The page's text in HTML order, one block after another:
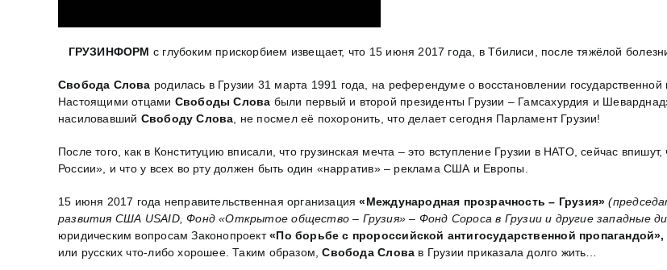
ГРУЗИНФОРМ с глубоким прискорбием извещает, что 15 июня 2017 года, в Тбилиси, после тяжёлой
Свобода Слова родилась в Грузии 31 марта 1991 года, на референдуме о восстановлении
Настоящими отцами Свободы Слова были первый и второй президенты Грузии – Гамсахурдия и
насиловавший Свободу Слова , не посмел её похоронить, что делает сегодня Парламент Грузии!
После того, как в Конституцию вписали, что грузинская мечта – это вступление Грузии в НАТО, сейчас
России», и что у всех во рту должен быть один «нарратив» – реклама США и Европы.
15 июня 2017 года неправительственная организация«Международная прозрачность – Грузия»
развития США USAID, Фонд «Открытое общество – Грузия» – Фонд Сороса в Грузии и другие западные
юридическим вопросам Законопроект«По борьбе с пророссийской антигосударственной пропагандой»,
или русских что-либо хорошее. Таким образом,Свобода Слова в Грузии приказала долго жить…